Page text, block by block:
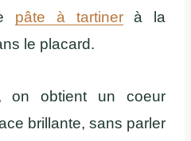
pâte à tartinerà la
le placard.
on obtient un coeur
brillante, sans parler